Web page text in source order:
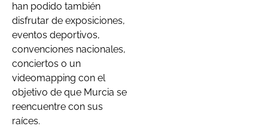
han podido también
disfrutar de exposiciones,
eventos deportivos,
convenciones nacionales,
conciertos o un
videomapping con el
objetivo de que Murcia se
reencuentre con sus
raíces.